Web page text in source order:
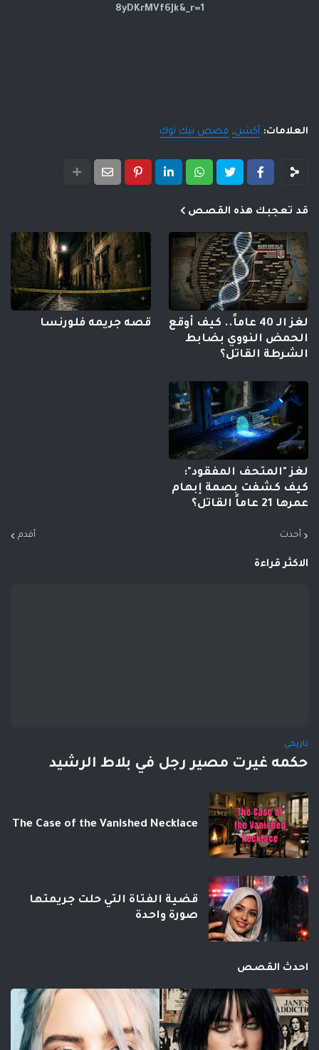
8yDKrMVf6Jk&_r=1
العلامات: أكشن قصص تيك توك
قد تعجبك هذه القصص
لغز الـ 40 عاماً.. كيف أوقع
الحمض النووي بضابط
الشرطة القاتل؟
قصه جريمه فلورنسا
لغز "المتحف المفقود":
كيف كشفت بصمة إبهام
عمرها 21 عاماً القاتل؟
أحدث أقدم
الاكثر قراءة
تاريخي
حكمه غيرت مصير رجل في بلاط الرشيد
The Case of the Vanished Necklace
قضية الفتاة التي حلت جريمتها
صورة واحدة
احدث القصص